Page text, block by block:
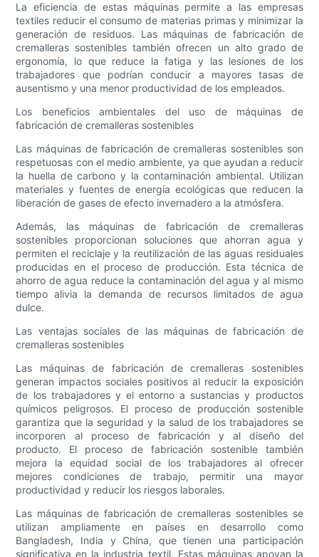
La eficiencia de estas máquinas permite a las empresas
textiles reducir el consumo de materias primas y minimizar la
generación de residuos. Las máquinas de fabricación de
cremalleras sostenibles también ofrecen un alto grado de
ergonomía, lo que reduce la fatiga y las lesiones de los
trabajadores que podrían conducir a mayores tasas de
ausentismo y una menor productividad de los empleados.
Los beneficios ambientales del uso de máquinas de
fabricación de cremalleras sostenibles
Las máquinas de fabricación de cremalleras sostenibles son
respetuosas con el medio ambiente, ya que ayudan a reducir
la huella de carbono y la contaminación ambiental. Utilizan
materiales y fuentes de energía ecológicas que reducen la
liberación de gases de efecto invernadero a la atmósfera.
Además, las máquinas de fabricación de cremalleras
sostenibles proporcionan soluciones que ahorran agua y
permiten el reciclaje y la reutilización de las aguas residuales
producidas en el proceso de producción. Esta técnica de
ahorro de agua reduce la contaminación del agua y al mismo
tiempo alivia la demanda de recursos limitados de agua
dulce.
Las ventajas sociales de las máquinas de fabricación de
cremalleras sostenibles
Las máquinas de fabricación de cremalleras sostenibles
generan impactos sociales positivos al reducir la exposición
de los trabajadores y el entorno a sustancias y productos
químicos peligrosos. El proceso de producción sostenible
garantiza que la seguridad y la salud de los trabajadores se
incorporen al proceso de fabricación y al diseño del
producto. El proceso de fabricación sostenible también
mejora la equidad social de los trabajadores al ofrecer
mejores condiciones de trabajo, permitir una mayor
productividad y reducir los riesgos laborales.
Las máquinas de fabricación de cremalleras sostenibles se
utilizan ampliamente en países en desarrollo como
Bangladesh, India y China, que tienen una participación
significativa en la industria textil. Estas máquinas apoyan la